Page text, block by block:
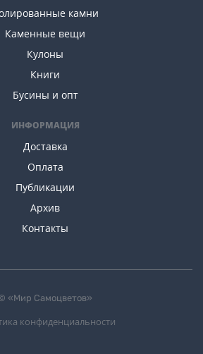
камни
Каменные вещи
Кулоны
Книги
Бусины и опт
ИНФОРМАЦИЯ
Доставка
Оплата
Публикации
Архив
Контакты
«Мир Самоцветов»
конфиденциальности